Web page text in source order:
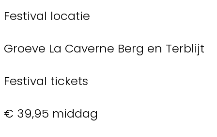
Festival locatie
Groeve La Caverne Berg en Terblijt
Festival tickets
€ 39,95 middag